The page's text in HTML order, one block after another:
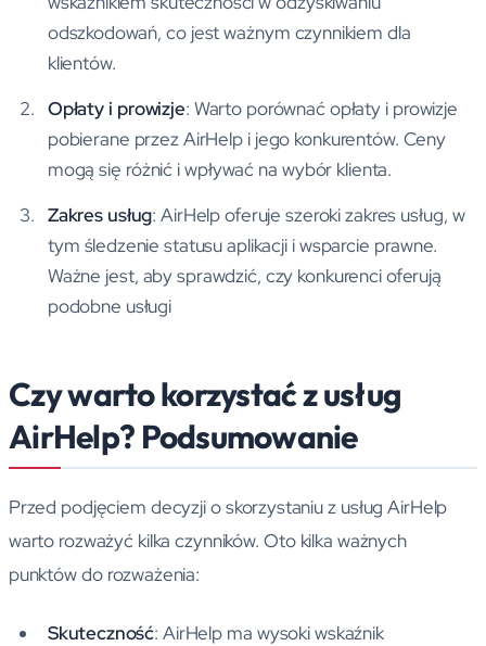
odszkodowań, co jest ważnym czynnikiem dla
klientów.
Opłaty i prowizje: Warto porównać opłaty i prowizje
pobierane przez AirHelp i jego konkurentów. Ceny
mogą się różnić i wpływać na wybór klienta.
Zakres usług: AirHelp oferuje szeroki zakres usług, w
tym śledzenie statusu aplikacji i wsparcie prawne.
Ważne jest, aby sprawdzić, czy konkurenci oferują
podobne usługi
Czy warto korzystać z usług
AirHelp? Podsumowanie
Przed podjęciem decyzji o skorzystaniu z usług AirHelp
warto rozważyć kilka czynników. Oto kilka ważnych
punktów do rozważenia:
Skuteczność: AirHelp ma wysoki wskaźnik